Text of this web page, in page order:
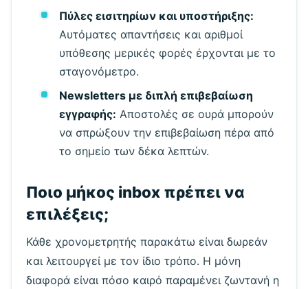
Πύλες εισιτηρίων και υποστήριξης:
Αυτόματες απαντήσεις και αριθμοί
υπόθεσης μερικές φορές έρχονται με το
σταγονόμετρο.
Newsletters με διπλή επιβεβαίωση
εγγραφής: Αποστολές σε ουρά μπορούν
να σπρώξουν την επιβεβαίωση πέρα από
το σημείο των δέκα λεπτών.
Ποιο μήκος inbox πρέπει να
επιλέξεις;
Κάθε χρονομετρητής παρακάτω είναι δωρεάν
και λειτουργεί με τον ίδιο τρόπο. Η μόνη
διαφορά είναι πόσο καιρό παραμένει ζωντανή η